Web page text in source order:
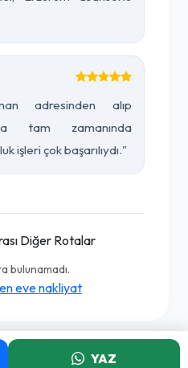
adresinden alıp
tam zamanında
işleri çok başarılıydı."
Diğer Rotalar
bulunamadı.
eve nakliyat
YAZ